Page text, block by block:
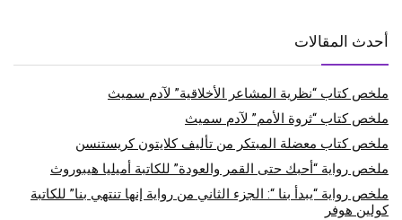
أحدث المقالات
ملخص كتاب “نظرية المشاعر الأخلاقية” لآدم سميث
ملخص كتاب “ثروة الأمم” لآدم سميث
ملخص كتاب معضلة المبتكر من تأليف كلايتون كريستنسن
ملخص رواية “أحبك حتى القمر والعودة” للكاتبة أميليا هيبوروث
ملخص رواية “يبدأ بنا “: الجزء الثاني من رواية إنها تنتهي بنا” للكاتبة
كولين هوفر